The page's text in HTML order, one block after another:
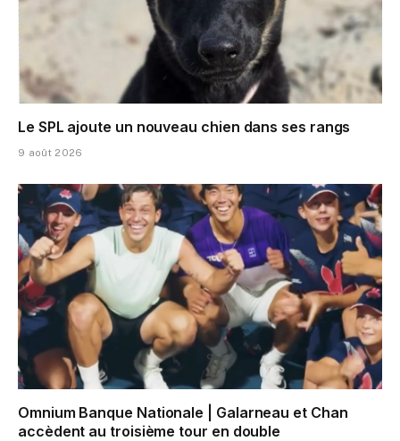
Le SPL ajoute un nouveau chien dans ses rangs
9 août 2026
Omnium Banque Nationale | Galarneau et Chan
accèdent au troisième tour en double